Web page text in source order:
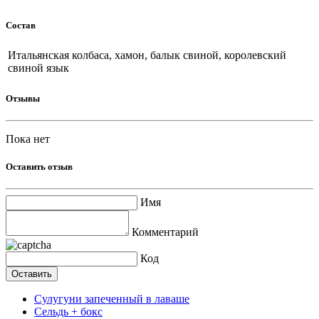
Состав
Итальянская колбаса, хамон, балык свиной, королевский
свиной язык
Отзывы
Пока нет
Оставить отзыв
Имя
Комментарий
Код
Сулугуни запеченный в лаваше
Сельдь + бокс